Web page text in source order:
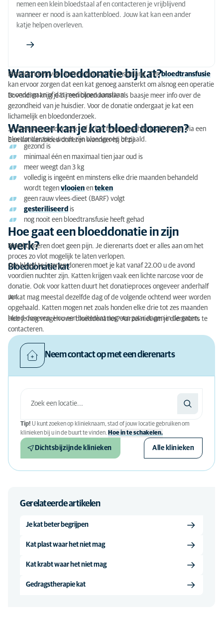
nemen een klein bloedstaal af en contacteren je vrijblijvend
wanneer er nood is aan kattenbloed. Jouw kat kan een ander
katje helpen overleven.
Waarom bloeddonatie bij kat?
Bloeddonoren voor katten zijn van levensbelang. Eenbloedtransfusie
kan ervoor zorgen dat een kat genoeg aansterkt om alsnog een operatie
te ondergaan of dat medicijnen aanslaan.
Bovendien krijg je bij een bloeddonatie als baasje meer info over de
gezondheid van je huisdier. Voor de donatie ondergaat je kat een
lichamelijk en bloedonderzoek.
Wanneer kan je kat bloed doneren?
Je dierenarts onderzoekt of je kat fysiek geschikt is als donor. Via een
bloedonderzoek wordt zijn bloedgroep bepaald.
Een kat kan bloed doneren wanneer hij of zij:
gezond is
minimaal één en maximaal tien jaar oud is
meer weegt dan 3 kg
volledig is ingeënt en minstens elke drie maanden behandeld
wordt tegen vlooien en teken
geen rauw vlees-dieet (BARF) volgt
gesteriliseerd is
nog nooit een bloedtransfusie heeft gehad
Hoe gaat een bloeddonatie in zijn
werk?
Bloed doneren doet geen pijn. Je dierenarts doet er alles aan om het
proces zo vlot mogelijk te laten verlopen.
Bloeddonatie kat
Om bloed te kunnen doneren moet je kat vanaf 22.00 u de avond
voordien nuchter zijn. Katten krijgen vaak een lichte narcose voor de
donatie. Ook voor katten duurt het donatieproces ongeveer anderhalf
uur.
Je kat mag meestal dezelfde dag of de volgende ochtend weer worden
opgehaald. Katten mogen net zoals honden elke drie tot zes maanden
bloed doneren. Hou een buitenkat nog een paar dagen in de gaten.
Heb je nog vragen over bloeddonaties? Aarzel niet om je dierenarts te
contacteren.
Neem contact op met een dierenarts
Tip! U kunt zoeken op klinieknaam, stad of jouw locatie gebruiken om
klinieken bij u in de buurt te vinden. Hoe in te schakelen.
Dichtsbijzijnde klinieken Alle klinieken
Gerelateerde artikelen
Je kat beter begrijpen
Kat plast waar het niet mag
Kat krabt waar het niet mag
Gedragstherapie kat